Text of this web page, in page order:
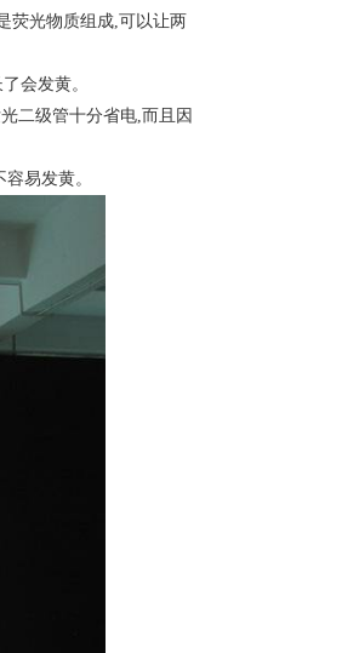
荧光物质组成,可以让两
会发黄。
二级管十分省电,而且因
易发黄。